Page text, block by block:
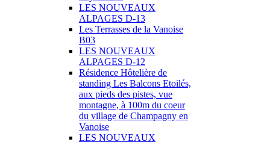
LES NOUVEAUX
ALPAGES D-13
Les Terrasses de la Vanoise
B03
LES NOUVEAUX
ALPAGES D-12
Résidence Hôtelière de
standing Les Balcons Etoilés,
aux pieds des pistes, vue
montagne, à 100m du coeur
du village de Champagny en
Vanoise
LES NOUVEAUX